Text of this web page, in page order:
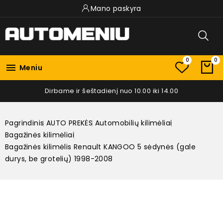
Mano paskyra
 Meniu
0 0
Dirbame ir šeštadienį nuo 10.00 iki 14.00
Pagrindinis AUTO PREKĖS Automobilių kilimėliai
Bagažinės kilimėliai
Bagažinės kilimėlis Renault KANGOO 5 sėdynės (gale
durys, be grotelių) 1998-2008